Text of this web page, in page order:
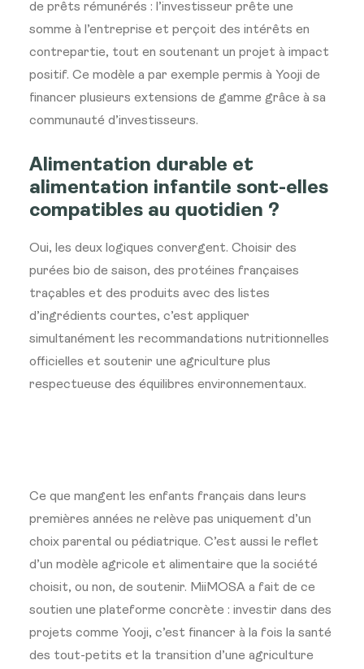
de prêts rémunérés : l’investisseur prête une
somme à l’entreprise et perçoit des intérêts en
contrepartie, tout en soutenant un projet à impact
positif. Ce modèle a par exemple permis à Yooji de
financer plusieurs extensions de gamme grâce à sa
communauté d’investisseurs.
Alimentation durable et
alimentation infantile sont-elles
compatibles au quotidien ?
Oui, les deux logiques convergent. Choisir des
purées bio de saison, des protéines françaises
traçables et des produits avec des listes
d’ingrédients courtes, c’est appliquer
simultanément les recommandations nutritionnelles
officielles et soutenir une agriculture plus
respectueuse des équilibres environnementaux.
Ce que mangent les enfants français dans leurs
premières années ne relève pas uniquement d’un
choix parental ou pédiatrique. C’est aussi le reflet
d’un modèle agricole et alimentaire que la société
choisit, ou non, de soutenir. MiiMOSA a fait de ce
soutien une plateforme concrète : investir dans des
projets comme Yooji, c’est financer à la fois la santé
des tout-petits et la transition d’une agriculture